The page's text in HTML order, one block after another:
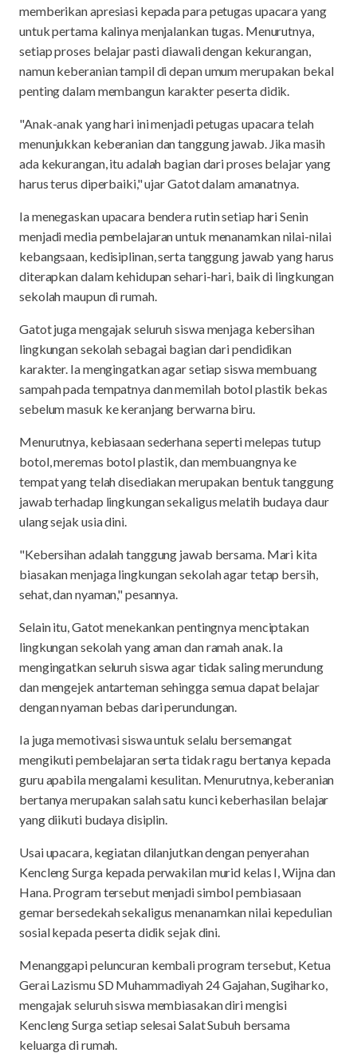
memberikan apresiasi kepada para petugas upacara yang
untuk pertama kalinya menjalankan tugas. Menurutnya,
setiap proses belajar pasti diawali dengan kekurangan,
namun keberanian tampil di depan umum merupakan bekal
penting dalam membangun karakter peserta didik.
"Anak-anak yang hari ini menjadi petugas upacara telah
menunjukkan keberanian dan tanggung jawab. Jika masih
ada kekurangan, itu adalah bagian dari proses belajar yang
harus terus diperbaiki," ujar Gatot dalam amanatnya.
Ia menegaskan upacara bendera rutin setiap hari Senin
menjadi media pembelajaran untuk menanamkan nilai-nilai
kebangsaan, kedisiplinan, serta tanggung jawab yang harus
diterapkan dalam kehidupan sehari-hari, baik di lingkungan
sekolah maupun di rumah.
Gatot juga mengajak seluruh siswa menjaga kebersihan
lingkungan sekolah sebagai bagian dari pendidikan
karakter. Ia mengingatkan agar setiap siswa membuang
sampah pada tempatnya dan memilah botol plastik bekas
sebelum masuk ke keranjang berwarna biru.
Menurutnya, kebiasaan sederhana seperti melepas tutup
botol, meremas botol plastik, dan membuangnya ke
tempat yang telah disediakan merupakan bentuk tanggung
jawab terhadap lingkungan sekaligus melatih budaya daur
ulang sejak usia dini.
"Kebersihan adalah tanggung jawab bersama. Mari kita
biasakan menjaga lingkungan sekolah agar tetap bersih,
sehat, dan nyaman," pesannya.
Selain itu, Gatot menekankan pentingnya menciptakan
lingkungan sekolah yang aman dan ramah anak. Ia
mengingatkan seluruh siswa agar tidak saling merundung
dan mengejek antarteman sehingga semua dapat belajar
dengan nyaman bebas dari perundungan.
Ia juga memotivasi siswa untuk selalu bersemangat
mengikuti pembelajaran serta tidak ragu bertanya kepada
guru apabila mengalami kesulitan. Menurutnya, keberanian
bertanya merupakan salah satu kunci keberhasilan belajar
yang diikuti budaya disiplin.
Usai upacara, kegiatan dilanjutkan dengan penyerahan
Kencleng Surga kepada perwakilan murid kelas I, Wijna dan
Hana. Program tersebut menjadi simbol pembiasaan
gemar bersedekah sekaligus menanamkan nilai kepedulian
sosial kepada peserta didik sejak dini.
Menanggapi peluncuran kembali program tersebut, Ketua
Gerai Lazismu SD Muhammadiyah 24 Gajahan, Sugiharko,
mengajak seluruh siswa membiasakan diri mengisi
Kencleng Surga setiap selesai Salat Subuh bersama
keluarga di rumah.